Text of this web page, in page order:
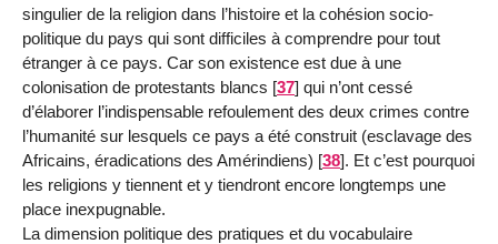
singulier de la religion dans l’histoire et la cohésion socio-
politique du pays qui sont difficiles à comprendre pour tout
étranger à ce pays. Car son existence est due à une
colonisation de protestants blancs [37] qui n’ont cessé
d’élaborer l’indispensable refoulement des deux crimes contre
l’humanité sur lesquels ce pays a été construit (esclavage des
Africains, éradications des Amérindiens) [38]. Et c’est pourquoi
les religions y tiennent et y tiendront encore longtemps une
place inexpugnable.
La dimension politique des pratiques et du vocabulaire